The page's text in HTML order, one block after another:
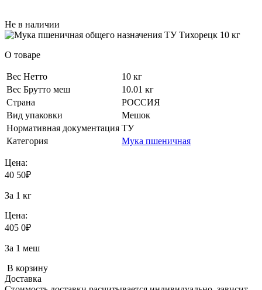
Не в наличии
О товаре
Вес Нетто
10 кг
Вес Брутто меш
10.01 кг
Страна
РОССИЯ
Вид упаковки
Мешок
Нормативная документация ТУ
Категория
Мука пшеничная
Цена:
40 50₽
За 1 кг
Цена:
405 0₽
За 1 меш
В корзину
Доставка